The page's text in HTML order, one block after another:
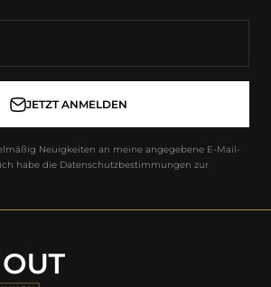
JETZT ANMELDEN
Neuigkeiten an meine angegebene E-Mail-
habe die Datenschutzbestimmungen zur